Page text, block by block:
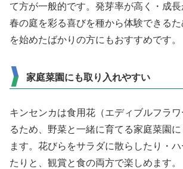
て方が一般的です。発芽率が高く・成長
春の庭を彩る喜びを種から体験できる
を始めたばかりの方にもおすすめです。
家庭菜園にも取り入れやすい
キンセンカは食用花（エディブルフラワ
るため、野菜と一緒に育てる家庭菜園
ます。花びらをサラダに散らしたり・
たりと、観賞と食の両方で楽しめます。